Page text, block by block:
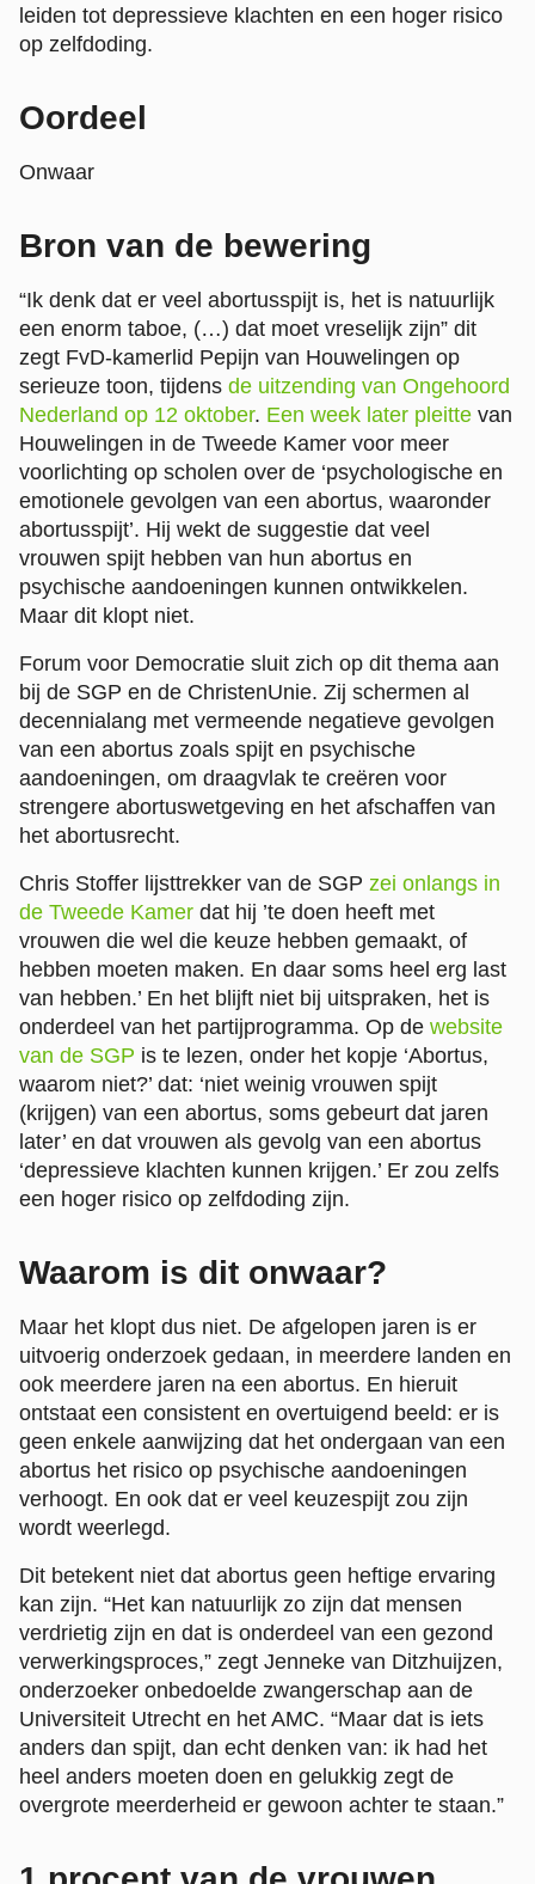
leiden tot depressieve klachten en een hoger risico
op zelfdoding.
Oordeel
Onwaar
Bron van de bewering
“Ik denk dat er veel abortusspijt is, het is natuurlijk
een enorm taboe, (…) dat moet vreselijk zijn” dit
zegt FvD-kamerlid Pepijn van Houwelingen op
serieuze toon, tijdens de uitzending van Ongehoord
Nederland op 12 oktober. Een week later pleitte van
Houwelingen in de Tweede Kamer voor meer
voorlichting op scholen over de ‘psychologische en
emotionele gevolgen van een abortus, waaronder
abortusspijt’. Hij wekt de suggestie dat veel
vrouwen spijt hebben van hun abortus en
psychische aandoeningen kunnen ontwikkelen.
Maar dit klopt niet.
Forum voor Democratie sluit zich op dit thema aan
bij de SGP en de ChristenUnie. Zij schermen al
decennialang met vermeende negatieve gevolgen
van een abortus zoals spijt en psychische
aandoeningen, om draagvlak te creëren voor
strengere abortuswetgeving en het afschaffen van
het abortusrecht.
Chris Stoffer lijsttrekker van de SGP zei onlangs in
de Tweede Kamer dat hij ’te doen heeft met
vrouwen die wel die keuze hebben gemaakt, of
hebben moeten maken. En daar soms heel erg last
van hebben.’ En het blijft niet bij uitspraken, het is
onderdeel van het partijprogramma. Op de website
van de SGP is te lezen, onder het kopje ‘Abortus,
waarom niet?’ dat: ‘niet weinig vrouwen spijt
(krijgen) van een abortus, soms gebeurt dat jaren
later’ en dat vrouwen als gevolg van een abortus
‘depressieve klachten kunnen krijgen.’ Er zou zelfs
een hoger risico op zelfdoding zijn.
Waarom is dit onwaar?
Maar het klopt dus niet. De afgelopen jaren is er
uitvoerig onderzoek gedaan, in meerdere landen en
ook meerdere jaren na een abortus. En hieruit
ontstaat een consistent en overtuigend beeld: er is
geen enkele aanwijzing dat het ondergaan van een
abortus het risico op psychische aandoeningen
verhoogt. En ook dat er veel keuzespijt zou zijn
wordt weerlegd.
Dit betekent niet dat abortus geen heftige ervaring
kan zijn. “Het kan natuurlijk zo zijn dat mensen
verdrietig zijn en dat is onderdeel van een gezond
verwerkingsproces,” zegt Jenneke van Ditzhuijzen,
onderzoeker onbedoelde zwangerschap aan de
Universiteit Utrecht en het AMC. “Maar dat is iets
anders dan spijt, dan echt denken van: ik had het
heel anders moeten doen en gelukkig zegt de
overgrote meerderheid er gewoon achter te staan.”